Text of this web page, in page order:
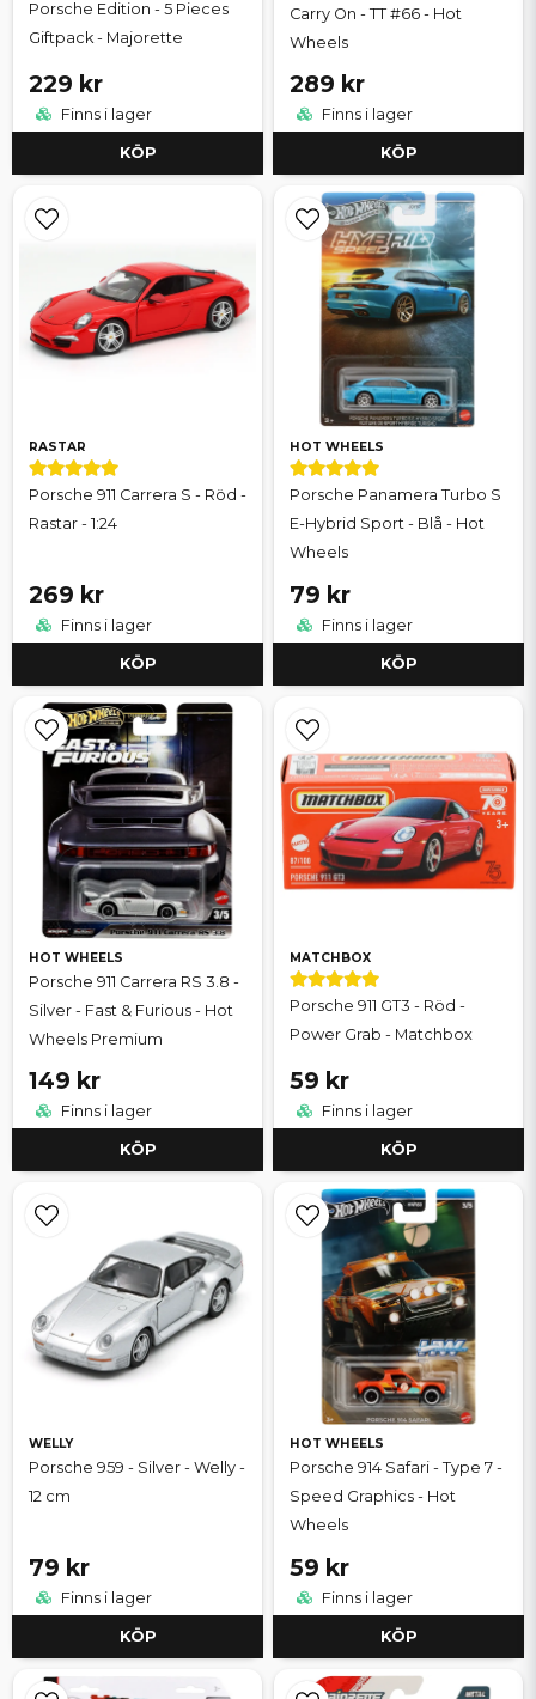
Porsche Edition - 5 Pieces
Giftpack - Majorette
229 kr
Finns i lager
KÖP
Carry On - TT #66 - Hot
Wheels
289 kr
Finns i lager
KÖP
RASTAR
Porsche 911 Carrera S - Röd -
Rastar - 1:24
269 kr
Finns i lager
KÖP
HOT WHEELS
Porsche Panamera Turbo S
E-Hybrid Sport - Blå - Hot
Wheels
79 kr
Finns i lager
KÖP
HOT WHEELS
Porsche 911 Carrera RS 3.8 -
Silver - Fast & Furious - Hot
Wheels Premium
149 kr
Finns i lager
KÖP
MATCHBOX
Porsche 911 GT3 - Röd -
Power Grab - Matchbox
59 kr
Finns i lager
KÖP
WELLY
Porsche 959 - Silver - Welly -
12 cm
79 kr
Finns i lager
KÖP
HOT WHEELS
Porsche 914 Safari - Type 7 -
Speed Graphics - Hot
Wheels
59 kr
Finns i lager
KÖP